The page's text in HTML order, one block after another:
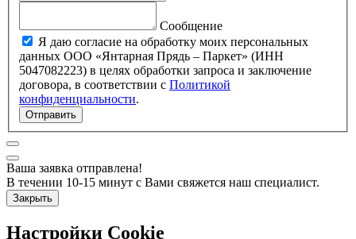
Сообщение
Я даю согласие на обработку моих персональных
данных ООО «Янтарная Прядь – Паркет» (ИНН
5047082223) в целях обработки запроса и заключение
договора, в соответствии с Политикой
конфиденциальности.
Отправить
Ваша заявка отправлена!
В течении 10-15 минут с Вами свяжется наш специалист.
Закрыть
Настройки Cookie